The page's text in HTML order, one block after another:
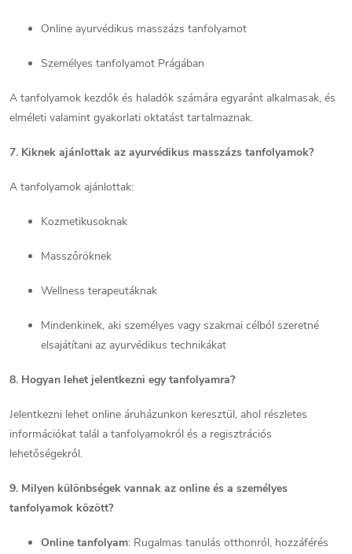
Online ayurvédikus masszázs tanfolyamot
Személyes tanfolyamot Prágában
A tanfolyamok kezdők és haladók számára egyaránt alkalmasak, és
elméleti valamint gyakorlati oktatást tartalmaznak.
7. Kiknek ajánlottak az ayurvédikus masszázs tanfolyamok?
A tanfolyamok ajánlottak:
Kozmetikusoknak
Masszőröknek
Wellness terapeutáknak
Mindenkinek, aki személyes vagy szakmai célból szeretné
elsajátítani az ayurvédikus technikákat
8. Hogyan lehet jelentkezni egy tanfolyamra?
Jelentkezni lehet online áruházunkon keresztül, ahol részletes
információkat talál a tanfolyamokról és a regisztrációs
lehetőségekről.
9. Milyen különbségek vannak az online és a személyes
tanfolyamok között?
Online tanfolyam: Rugalmas tanulás otthonról, hozzáférés